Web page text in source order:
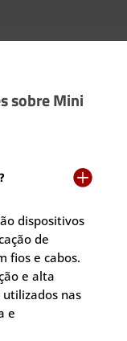
sobre Mini

dispositivos
de
fios e cabos.
e alta
nas
e